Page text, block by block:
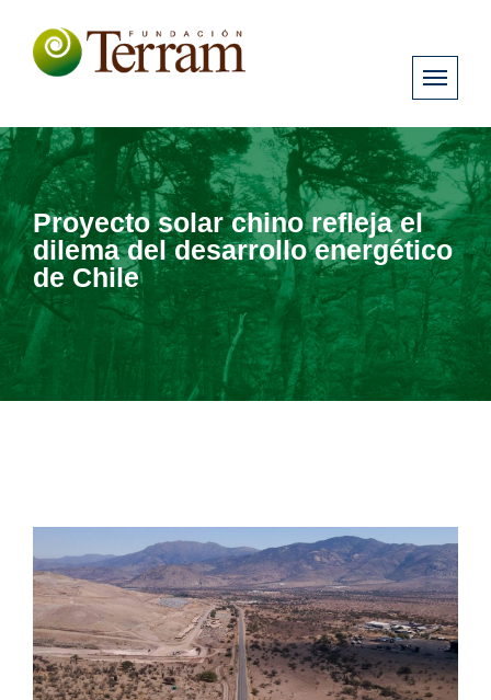
Proyecto solar chino refleja el
dilema del desarrollo energético
de Chile